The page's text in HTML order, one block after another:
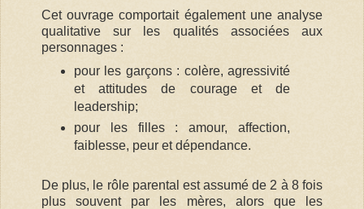
Cet ouvrage comportait également une analyse
qualitative sur les qualités associées aux
personnages :
pour les garçons : colère, agressivité
et attitudes de courage et de
leadership;
pour les filles : amour, affection,
faiblesse, peur et dépendance.
De plus, le rôle parental est assumé de 2 à 8 fois
plus souvent par les mères, alors que les